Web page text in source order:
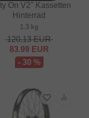
On V2" Kassetten
Hinterrad
1.3 kg
120.13EUR
83.99 EUR
- 30 %